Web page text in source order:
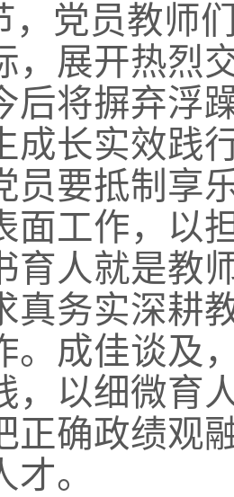
，党员教师
，展开热烈
后将摒弃浮
成长实效践
员要抵制享
面工作，以
育人就是教
真务实深耕
。成佳谈及
，以细微育
正确政绩观
。